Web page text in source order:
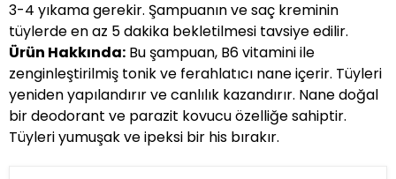
3-4 yıkama gerekir. Şampuanın ve saç kreminin
tüylerde en az 5 dakika bekletilmesi tavsiye edilir.
Ürün Hakkında: Bu şampuan, B6 vitamini ile
zenginleştirilmiş tonik ve ferahlatıcı nane içerir. Tüyleri
yeniden yapılandırır ve canlılık kazandırır. Nane doğal
bir deodorant ve parazit kovucu özelliğe sahiptir.
Tüyleri yumuşak ve ipeksi bir his bırakır.